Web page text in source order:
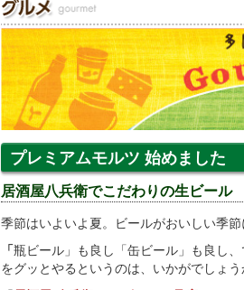
プレミアムモルツ 始めました
居酒屋八兵衛でこだわりの生ビール
季節はいよいよ夏。ビールがおいしい季節
「瓶ビール」も良し「缶ビール」も良し
をグッとやるというのは、いかがでしょ